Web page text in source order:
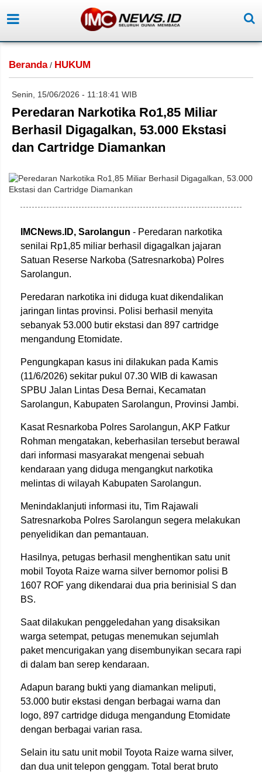
Beranda/ HUKUM
Senin, 15/06/2026 - 11:18:41 WIB
Peredaran Narkotika Ro1,85 Miliar
Berhasil Digagalkan, 53.000 Ekstasi
dan Cartridge Diamankan
IMCNews.ID, Sarolangun - Peredaran narkotika
senilai Rp1,85 miliar berhasil digagalkan jajaran
Satuan Reserse Narkoba (Satresnarkoba) Polres
Sarolangun.
Peredaran narkotika ini diduga kuat dikendalikan
jaringan lintas provinsi. Polisi berhasil menyita
sebanyak 53.000 butir ekstasi dan 897 cartridge
mengandung Etomidate.
Pengungkapan kasus ini dilakukan pada Kamis
(11/6/2026) sekitar pukul 07.30 WIB di kawasan
SPBU Jalan Lintas Desa Bernai, Kecamatan
Sarolangun, Kabupaten Sarolangun, Provinsi Jambi.
Kasat Resnarkoba Polres Sarolangun, AKP Fatkur
Rohman mengatakan, keberhasilan tersebut berawal
dari informasi masyarakat mengenai sebuah
kendaraan yang diduga mengangkut narkotika
melintas di wilayah Kabupaten Sarolangun.
Menindaklanjuti informasi itu, Tim Rajawali
Satresnarkoba Polres Sarolangun segera melakukan
penyelidikan dan pemantauan.
Hasilnya, petugas berhasil menghentikan satu unit
mobil Toyota Raize warna silver bernomor polisi B
1607 ROF yang dikendarai dua pria berinisial S dan
BS.
Saat dilakukan penggeledahan yang disaksikan
warga setempat, petugas menemukan sejumlah
paket mencurigakan yang disembunyikan secara rapi
di dalam ban serep kendaraan.
Adapun barang bukti yang diamankan meliputi,
53.000 butir ekstasi dengan berbagai warna dan
logo, 897 cartridge diduga mengandung Etomidate
dengan berbagai varian rasa.
Selain itu satu unit mobil Toyota Raize warna silver,
dan dua unit telepon genggam. Total berat bruto